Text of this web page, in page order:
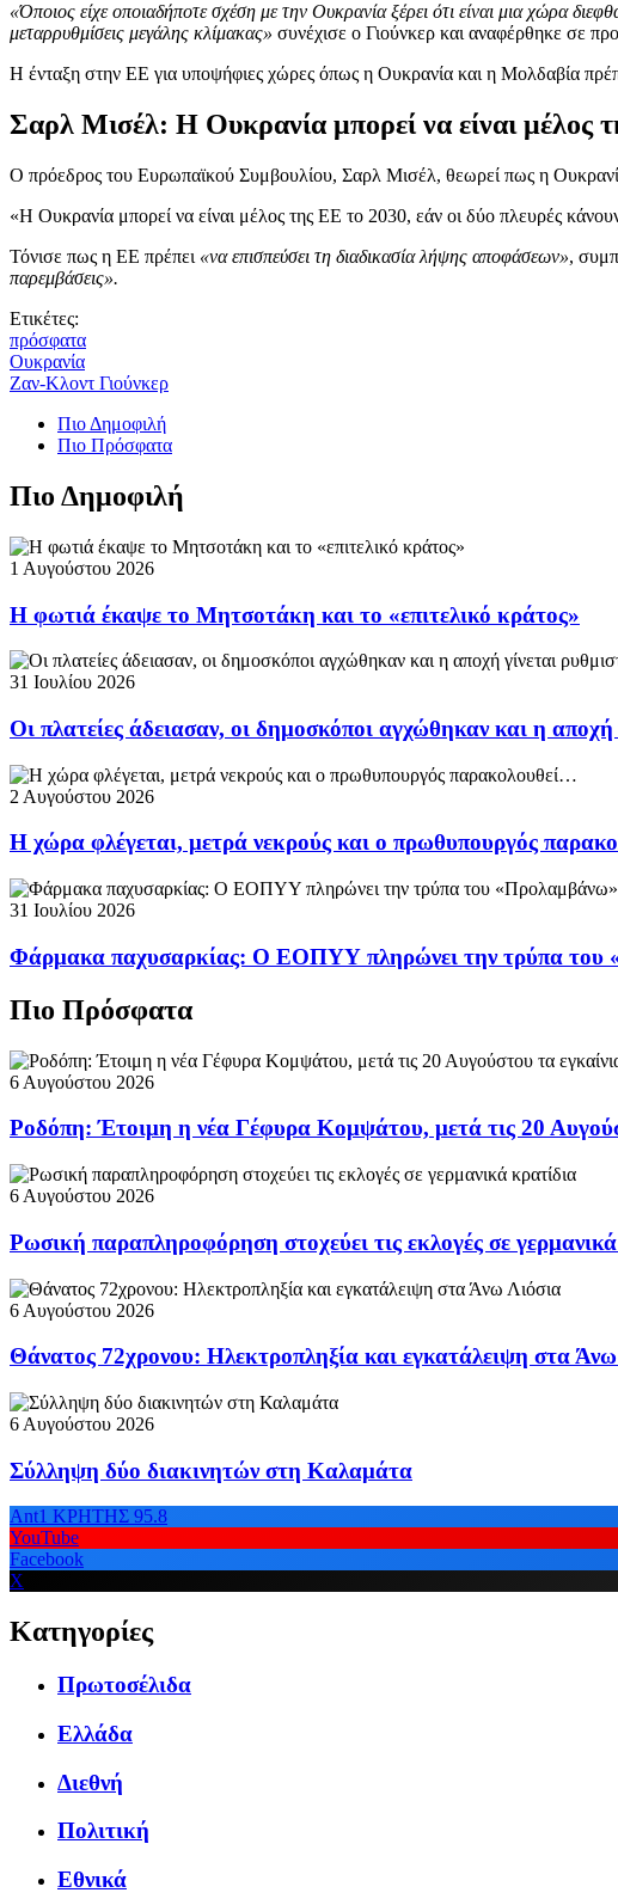
«Όποιος είχε οποιαδήποτε σχέση με την Ουκρανία ξέρει ότι είναι μια χώρα
μεταρρυθμίσεις μεγάλης κλίμακας» συνέχισε ο Γιούνκερ και αναφέρθηκε σε
Η ένταξη στην ΕΕ για υποψήφιες χώρες όπως η Ουκρανία και η Μολδαβία
Σαρλ Μισέλ: Η Ουκρανία μπορεί να είναι μέλος
Ο πρόεδρος του Ευρωπαϊκού Συμβουλίου, Σαρλ Μισέλ, θεωρεί πως η
«Η Ουκρανία μπορεί να είναι μέλος της ΕΕ το 2030, εάν οι δύο πλευρές
Τόνισε πως η ΕΕ πρέπει «να επισπεύσει τη διαδικασία λήψης αποφάσεων»,
παρεμβάσεις».
Ετικέτες:
πρόσφατα
Ουκρανία
Ζαν-Κλοντ Γιούνκερ
Πιο Δημοφιλή
Πιο Πρόσφατα
Πιο Δημοφιλή
1 Αυγούστου 2026
Η φωτιά έκαψε το Μητσοτάκη και το «επιτελικό κράτος»
31 Ιουλίου 2026
Οι πλατείες άδειασαν, οι δημοσκόποι αγχώθηκαν και η αποχή
2 Αυγούστου 2026
Η χώρα φλέγεται, μετρά νεκρούς και ο πρωθυπουργός
31 Ιουλίου 2026
Φάρμακα παχυσαρκίας: Ο ΕΟΠΥΥ πληρώνει την τρύπα του
Πιο Πρόσφατα
6 Αυγούστου 2026
Ροδόπη: Έτοιμη η νέα Γέφυρα Κομψάτου, μετά τις 20
6 Αυγούστου 2026
Ρωσική παραπληροφόρηση στοχεύει τις εκλογές σε
6 Αυγούστου 2026
Θάνατος 72χρονου: Ηλεκτροπληξία και εγκατάλειψη στα
6 Αυγούστου 2026
Σύλληψη δύο διακινητών στη Καλαμάτα
Ant1 ΚΡΗΤΗΣ 95.8
YouTube
Facebook
X
Κατηγορίες
Πρωτοσέλιδα
Ελλάδα
Διεθνή
Πολιτική
Εθνικά